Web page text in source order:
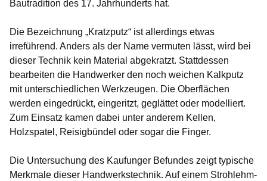
Bautradition des 17. Jahrhunderts hat.
Die Bezeichnung „Kratzputz“ ist allerdings etwas
irreführend. Anders als der Name vermuten lässt, wird bei
dieser Technik kein Material abgekratzt. Stattdessen
bearbeiten die Handwerker den noch weichen Kalkputz
mit unterschiedlichen Werkzeugen. Die Oberflächen
werden eingedrückt, eingeritzt, geglättet oder modelliert.
Zum Einsatz kamen dabei unter anderem Kellen,
Holzspatel, Reisigbündel oder sogar die Finger.
Die Untersuchung des Kaufunger Befundes zeigt typische
Merkmale dieser Handwerkstechnik. Auf einem Strohlehm-